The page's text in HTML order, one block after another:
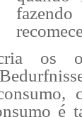
os
é